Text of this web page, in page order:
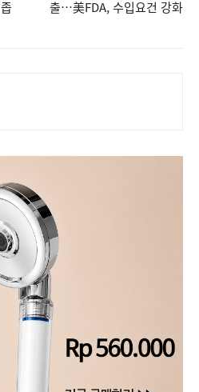
출…美FDA, 수입요건 강화